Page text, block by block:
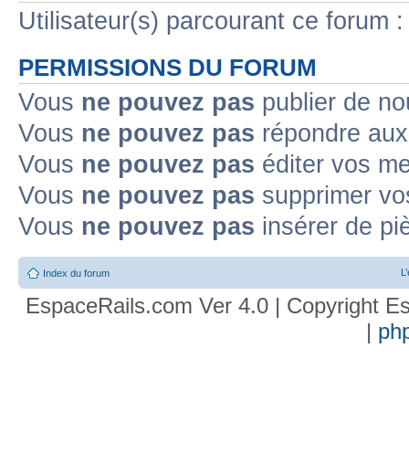
Utilisateur(s) parcourant ce forum
PERMISSIONS DU FORUM
Vous ne pouvez pas publier de
Vous ne pouvez pas répondre
Vous ne pouvez pas éditer vos
Vous ne pouvez pas supprimer
Vous ne pouvez pas insérer de
Index du forum
EspaceRails.com Ver 4.0 | Copyright
|